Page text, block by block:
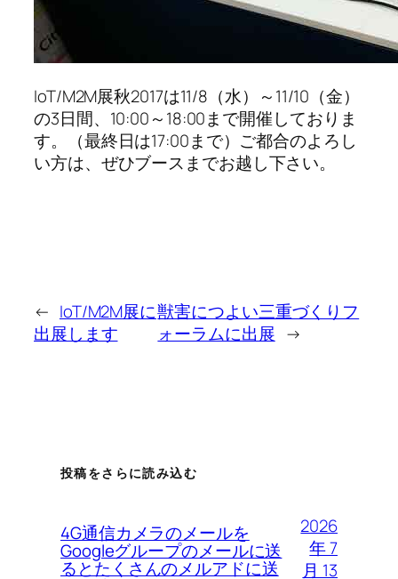
IoT/M2M展秋2017は11/8（水）～11/10（金）
の3日間、10:00～18:00まで開催しておりま
す。（最終日は17:00まで）ご都合のよろし
い方は、ぜひブースまでお越し下さい。
← IoT/M2M展に
出展します
獣害につよい三重づくりフ
ォーラムに出展 →
投稿をさらに読み込む
4G通信カメラのメールを
Googleグループのメールに送
るとたくさんのメルアドに送
2026
年 7
月 13